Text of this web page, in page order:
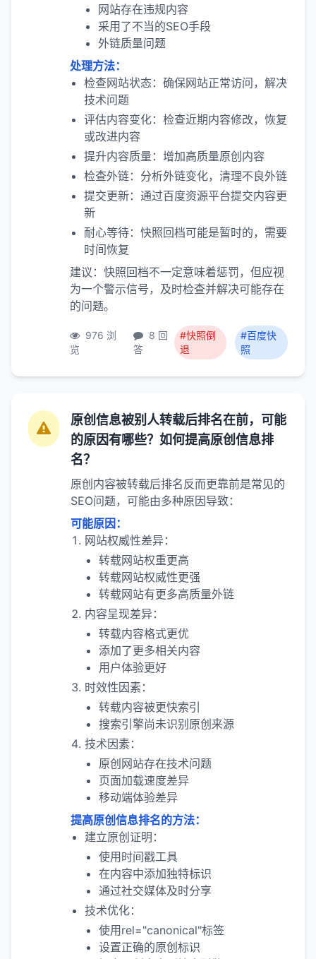
网站存在违规内容
采用了不当的SEO手段
外链质量问题
处理方法：
检查网站状态：确保网站正常访问，解决
技术问题
评估内容变化：检查近期内容修改，恢复
或改进内容
提升内容质量：增加高质量原创内容
检查外链：分析外链变化，清理不良外链
提交更新：通过百度资源平台提交内容更
新
耐心等待：快照回档可能是暂时的，需要
时间恢复
建议：快照回档不一定意味着惩罚，但应视
为一个警示信号，及时检查并解决可能存在
的问题。
976 浏
览
8 回
答
#快照倒
退
#百度快
照
原创信息被别人转载后排名在前，可能
的原因有哪些？如何提高原创信息排
名？
原创内容被转载后排名反而更靠前是常见的
SEO问题，可能由多种原因导致：
可能原因：
网站权威性差异：
转载网站权重更高
转载网站权威性更强
转载网站有更多高质量外链
内容呈现差异：
转载内容格式更优
添加了更多相关内容
用户体验更好
时效性因素：
转载内容被更快索引
搜索引擎尚未识别原创来源
技术因素：
原创网站存在技术问题
页面加载速度差异
移动端体验差异
提高原创信息排名的方法：
建立原创证明：
使用时间戳工具
在内容中添加独特标识
通过社交媒体及时分享
技术优化：
使用rel="canonical"标签
设置正确的原创标识